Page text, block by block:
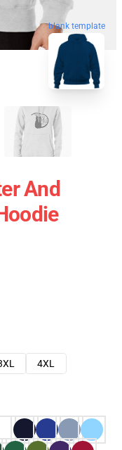
blank template
And
4XL